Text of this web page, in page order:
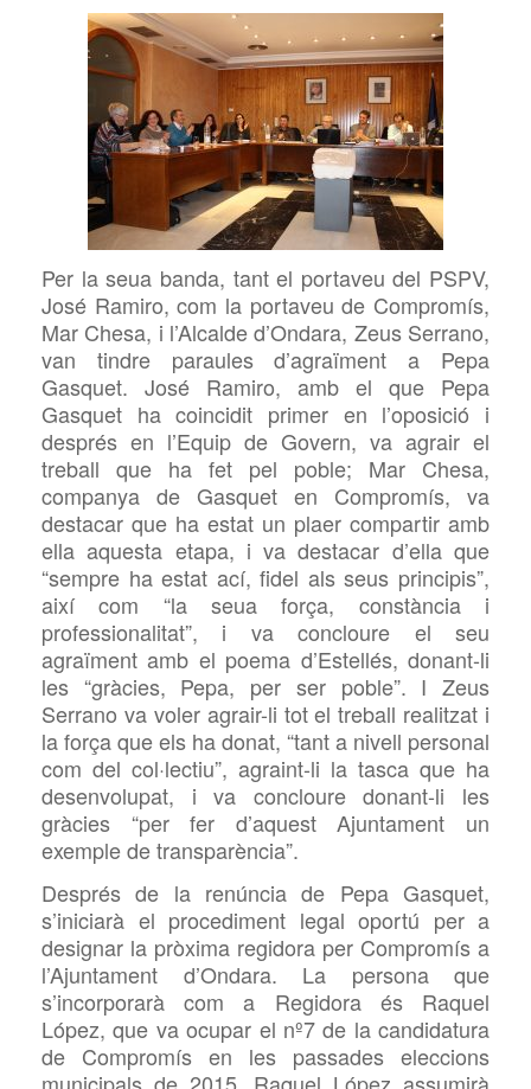
Per la seua banda, tant el portaveu del PSPV,
José Ramiro, com la portaveu de Compromís,
Mar Chesa, i l’Alcalde d’Ondara, Zeus Serrano,
van tindreparaules d’agraïment a Pepa
Gasquet. José Ramiro, amb el que Pepa
Gasquet ha coincidit primer en l’oposició i
després en l’Equip de Govern, va agrair el
treball que ha fet pel poble; Mar Chesa,
companya de Gasquet en Compromís, va
destacar que ha estat un plaer compartir amb
ella aquesta etapa, i va destacar d’ella que
“sempre ha estat ací, fidel als seus principis”,
així com “la seua força, constància i
professionalitat”, i va concloure el seu
agraïment amb el poema d’Estellés, donant-li
les “gràcies, Pepa, per ser poble”. I Zeus
Serrano va voleragrair-li tot el treball realitzat i
la força que els ha donat, “tant a nivell personal
com del col·lectiu”, agraint-li la tasca que ha
desenvolupat, i va concloure donant-li les
gràcies “per fer d’aquest Ajuntament un
exemple de transparència”.
Després de la renúncia de Pepa Gasquet,
s’iniciarà el procediment legal oportú per a
designar la pròxima regidora per Compromís a
l’Ajuntament d’Ondara. La persona que
s’incorporarà com a Regidora és Raquel
López, que va ocupar el nº7 de la candidatura
de Compromís en les passades eleccions